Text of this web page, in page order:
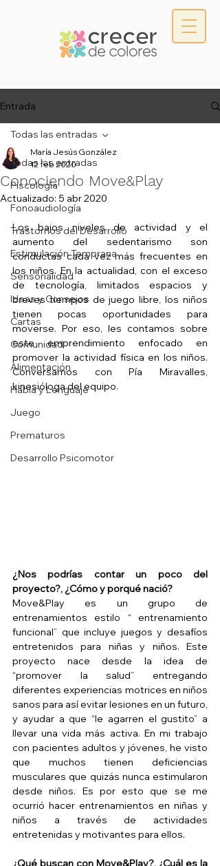
Entrada
Todas las entradas
Piscología
Fonoaudiología
Trastornos del Desarrollo
Estimulación Temprana
Sensorialidad
Ideas y Consejos
Cartas
Comunidad
Alimentación
Habla y Lenguaje
Juego
Prematuros
Desarrollo Psicomotor
Todas las entradas
Conociendo Move&Play
María Jesús González
12 feb 2020
Actualizado: 5 abr 2020
Los bajos niveles de actividad y el
aumento del sedentarismo son
conductas cada vez más frecuentes en
los niños. En la actualidad, con el exceso
de tecnología, limitados espacios y
breves tiempos de juego libre, los niños
tienen pocas oportunidades para
moverse. Por eso, les contamos sobre
este emprendimiento enfocado en
promover la actividad física en los niños.
Conversamos con Pía Miravalles,
kinesióloga del equipo.
¿Nos podrías contar un poco del
proyecto?, ¿Cómo y porqué nació?
Move&Play es un grupo de
entrenamientos estilo “ entrenamiento
funcional” que incluye juegos y desafíos
entretenidos para niñas y niños. Este
proyecto nace desde la idea de
“promover la salud” entregando
diferentes experiencias motrices en niños
sanos para así evitar lesiones en un futuro,
y ayudar a que “le agarren el gustito” a
llevar una vida más activa. En mi trabajo
con pacientes adultos y jóvenes, he visto
que muchos tienen deficiencias
musculares que quizás nunca estimularon
desde niños. Es por esto que se me
ocurrió hacer entrenamientos en niñas y
niños a través de actividades
entretenidas y motivantes para ellos.
¿Qué buscan con Move&Play?, ¿Cuál es la